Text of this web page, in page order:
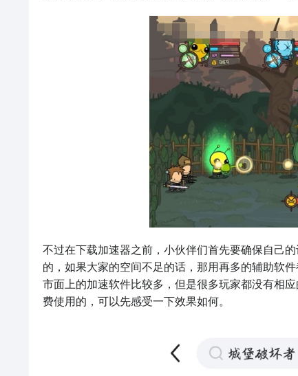
不过在下载加速器之前，小伙伴们首先要确保自己
的，如果大家的空间不足的话，那用再多的辅助软
市面上的加速软件比较多，但是很多玩家都没有相
费使用的，可以先感受一下效果如何。